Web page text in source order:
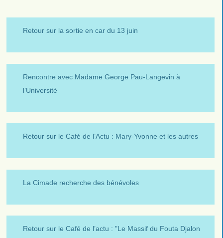
Retour sur la sortie en car du 13 juin
Rencontre avec Madame George Pau-Langevin à
l’Université
Retour sur le Café de l’Actu : Mary-Yvonne et les autres
La Cimade recherche des bénévoles
Retour sur le Café de l’actu : "Le Massif du Fouta Djalon